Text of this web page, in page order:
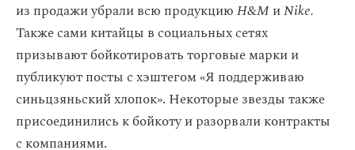
из продажи убрали всю продукциюH&MиNike.
Также сами китайцы в социальных сетях
призывают бойкотировать торговые марки и
публикуют посты с хэштегом «Я поддерживаю
синьцзяньский хлопок». Некоторые звезды также
присоединились к бойкоту и разорвали контракты
с компаниями.